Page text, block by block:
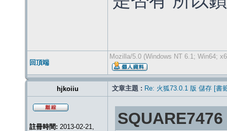
回頂端
Mozilla/5.0 (Windows NT 6.1; Win64;
hjkoiiu 文章主題 : Re: 火狐73.0.1 版 儲存 [書
註冊時間: 2013-02-21,